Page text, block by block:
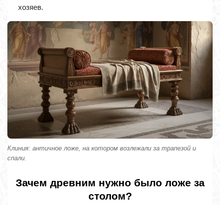
хозяев.
Клиния: античное ложе, на котором возлежали за трапезой и
спали.
Зачем древним нужно было ложе за
столом?